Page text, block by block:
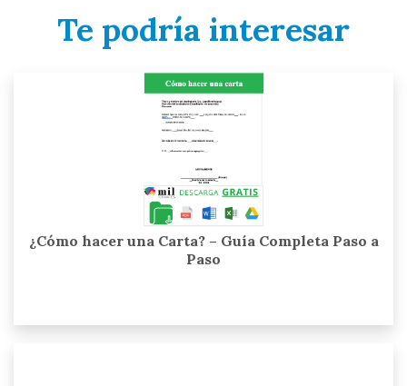
Te podría interesar
¿Cómo hacer una Carta? – Guía Completa Paso a
Paso